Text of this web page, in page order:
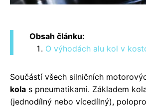
Obsah článku:
O výhodách alu kol v
Součástí všech silničních
kola s pneumatikami. Základem
(jednodílný nebo vícedílný),